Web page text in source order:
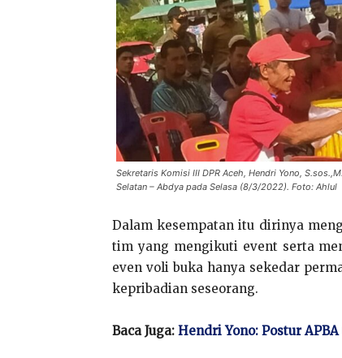
Sekretaris Komisi III DPR Aceh, Hendri Yono,
Selatan – Abdya pada Selasa (8/3/2022). Foto: Ahlul
Dalam kesempatan itu dirinya
tim yang mengikuti event serta
even voli buka hanya sekedar
kepribadian seseorang.
Baca Juga: Hendri Yono: Postur